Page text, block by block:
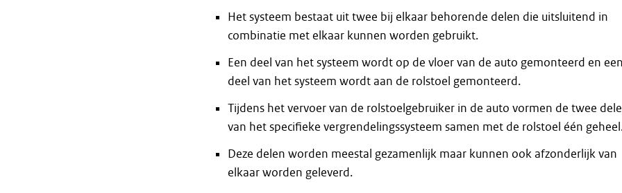
Het systeem bestaat uit twee bij elkaar behorende delen die uitsluitend in
combinatie met elkaar kunnen worden gebruikt.
Een deel van het systeem wordt op de vloer van de auto gemonteerd en een
deel van het systeem wordt aan de rolstoel gemonteerd.
Tijdens het vervoer van de rolstoelgebruiker in de auto vormen de twee
van het specifieke vergrendelingssysteem samen met de rolstoel één
Deze delen worden meestal gezamenlijk maar kunnen ook afzonderlijk van
elkaar worden geleverd.